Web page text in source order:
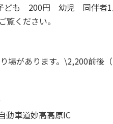
200円 幼児 同伴者1人
覧ください。
場があります。\2,200前後
動車道妙高高原IC